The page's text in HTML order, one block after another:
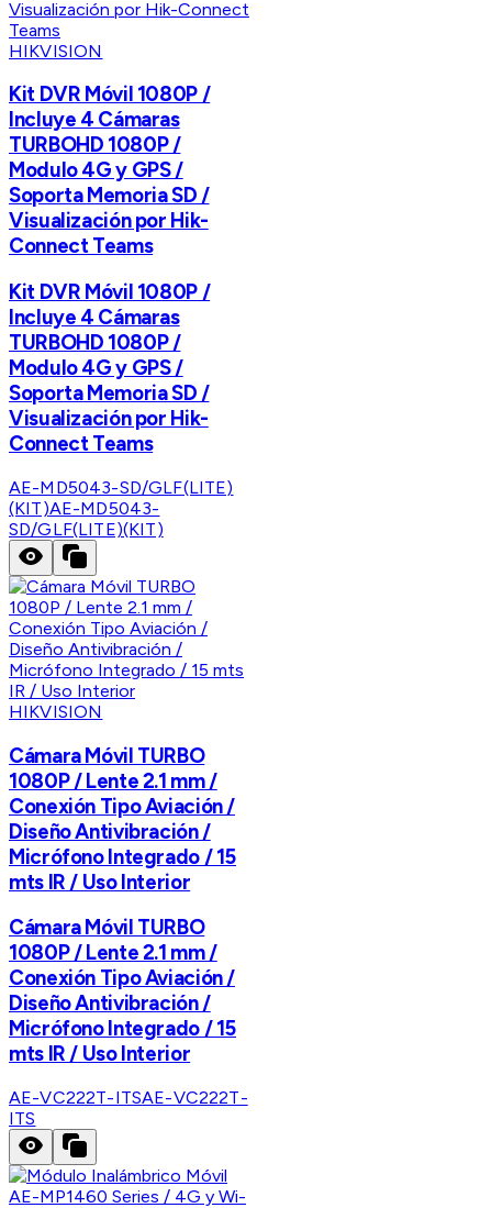
HIKVISION
Kit DVR Móvil 1080P /
Incluye 4 Cámaras
TURBOHD 1080P /
Modulo 4G y GPS /
Soporta Memoria SD /
Visualización por Hik-
Connect Teams
Kit DVR Móvil 1080P /
Incluye 4 Cámaras
TURBOHD 1080P /
Modulo 4G y GPS /
Soporta Memoria SD /
Visualización por Hik-
Connect Teams
AE-MD5043-SD/GLF(LITE)
(KIT)AE-MD5043-
SD/GLF(LITE)(KIT)
HIKVISION
Cámara Móvil TURBO
1080P / Lente 2.1 mm /
Conexión Tipo Aviación /
Diseño Antivibración /
Micrófono Integrado / 15
mts IR / Uso Interior
Cámara Móvil TURBO
1080P / Lente 2.1 mm /
Conexión Tipo Aviación /
Diseño Antivibración /
Micrófono Integrado / 15
mts IR / Uso Interior
AE-VC222T-ITSAE-VC222T-
ITS